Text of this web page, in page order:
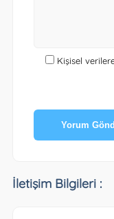
Kişisel
Yorum
İletişim Bilgileri :